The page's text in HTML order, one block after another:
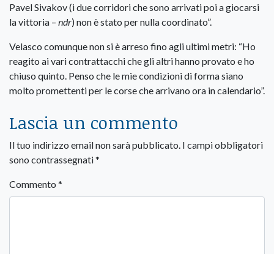
Pavel Sivakov (i due corridori che sono arrivati poi a giocarsi
la vittoria – ndr) non è stato per nulla coordinato”.
Velasco comunque non si è arreso fino agli ultimi metri: “Ho
reagito ai vari contrattacchi che gli altri hanno provato e ho
chiuso quinto. Penso che le mie condizioni di forma siano
molto promettenti per le corse che arrivano ora in calendario”.
Lascia un commento
Il tuo indirizzo email non sarà pubblicato. I campi obbligatori
sono contrassegnati*
Commento *